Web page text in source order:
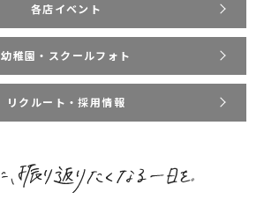
各店イベント
幼稚園・スクールフォト
リクルート・採用情報